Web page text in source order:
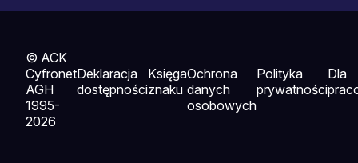
© ACK
Cyfronet
AGH
1995-
2026
Deklaracja
dostępności
Księga
znaku
Ochrona
danych
osobowych
Polityka
prywatności
Dla